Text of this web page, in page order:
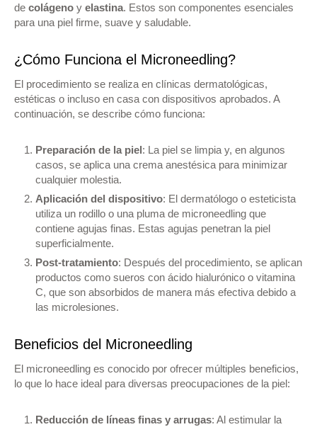
de colágeno y elastina. Estos son componentes esenciales
para una piel firme, suave y saludable.
¿Cómo Funciona el Microneedling?
El procedimiento se realiza en clínicas dermatológicas,
estéticas o incluso en casa con dispositivos aprobados. A
continuación, se describe cómo funciona:
Preparación de la piel: La piel se limpia y, en algunos
casos, se aplica una crema anestésica para minimizar
cualquier molestia.
Aplicación del dispositivo: El dermatólogo o esteticista
utiliza un rodillo o una pluma de microneedling que
contiene agujas finas. Estas agujas penetran la piel
superficialmente.
Post-tratamiento: Después del procedimiento, se aplican
productos como sueros con ácido hialurónico o vitamina
C, que son absorbidos de manera más efectiva debido a
las microlesiones.
Beneficios del Microneedling
El microneedling es conocido por ofrecer múltiples beneficios,
lo que lo hace ideal para diversas preocupaciones de la piel:
Reducción de líneas finas y arrugas: Al estimular la